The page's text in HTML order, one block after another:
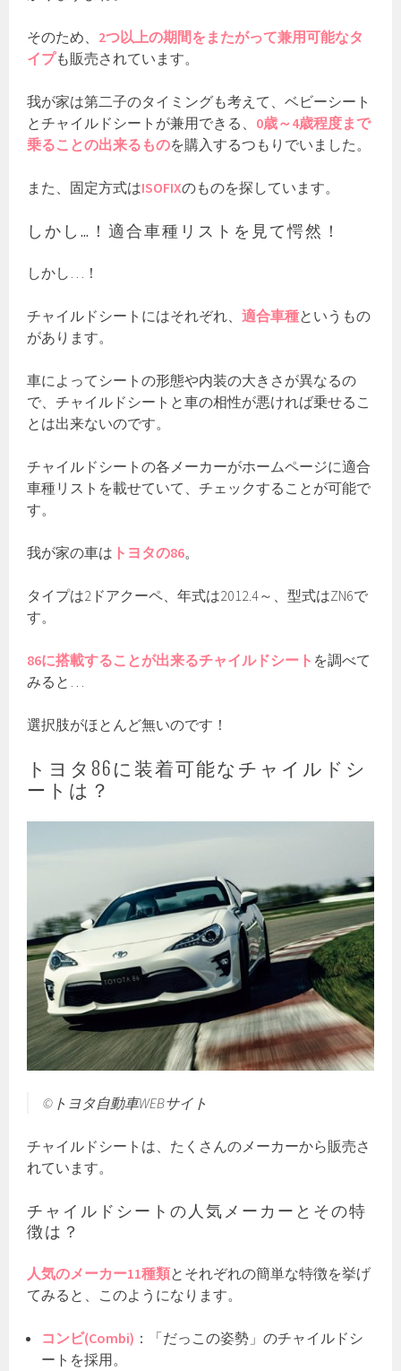
そのため、 2つ以上の期間をまたがって兼用可能なタ
イプも販売されています。
我が家は第二子のタイミングも考えて、ベビーシート
とチャイルドシートが兼用できる、 0歳～4歳程度まで
乗ることの出来るものを購入するつもりでいました。
また、固定方式はISOFIXのものを探しています。
しかし…！適合車種リストを見て愕然！
しかし…！
チャイルドシートにはそれぞれ、適合車種というもの
があります。
車によってシートの形態や内装の大きさが異なるの
で、チャイルドシートと車の相性が悪ければ乗せるこ
とは出来ないのです。
チャイルドシートの各メーカーがホームページに適合
車種リストを載せていて、チェックすることが可能で
す。
我が家の車は トヨタの86。
タイプは2ドアクーペ、年式は2012.4～、型式はZN6で
す。
86に搭載することが出来るチャイルドシート を調べて
みると…
選択肢がほとんど無いのです！
トヨタ86に装着可能なチャイルドシ
ートは？
©トヨタ自動車WEBサイト
チャイルドシートは、たくさんのメーカーから販売さ
れています。
チャイルドシートの人気メーカーとその特
徴は？
人気のメーカー11種類とそれぞれの簡単な特徴を挙げ
てみると、このようになります。
コンビ(Combi) ：「だっこの姿勢」のチャイルドシ
ートを採用。